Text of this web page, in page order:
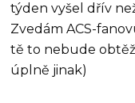
týden vyšel dřív
Zvedám ACS-
tě to nebude
úplně jinak)